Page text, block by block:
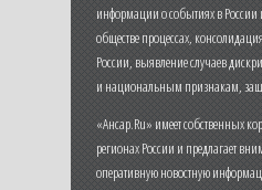
информации о событиях в
обществе процессах,
России, выявление случаев
и национальным признакам,
«Ансар.Ru» имеет собственных
регионах России и предлагает
оперативную новостную